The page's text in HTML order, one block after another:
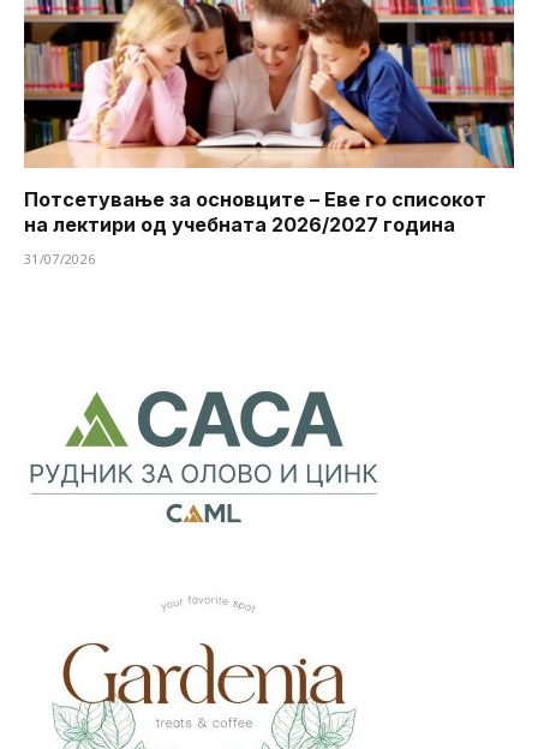
Потсетување за основците – Еве го списокот
на лектири од учебната 2026/2027 година
31/07/2026